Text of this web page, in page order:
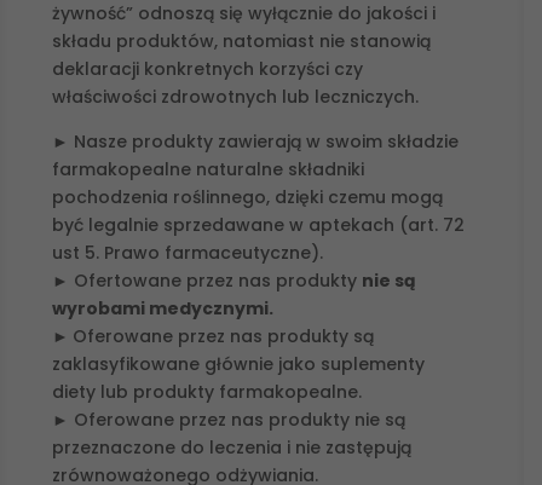
żywność” odnoszą się wyłącznie do jakości i
składu produktów, natomiast nie stanowią
deklaracji konkretnych korzyści czy
właściwości zdrowotnych lub leczniczych.
► Nasze produkty zawierają w swoim składzie
farmakopealne naturalne składniki
pochodzenia roślinnego, dzięki czemu mogą
być legalnie sprzedawane w aptekach (art. 72
ust 5. Prawo farmaceutyczne).
► Ofertowane przez nas produkty nie są
wyrobami medycznymi.
► Oferowane przez nas produkty są
zaklasyfikowane głównie jako suplementy
diety lub produkty farmakopealne.
► Oferowane przez nas produkty nie są
przeznaczone do leczenia i nie zastępują
zrównoważonego odżywiania.